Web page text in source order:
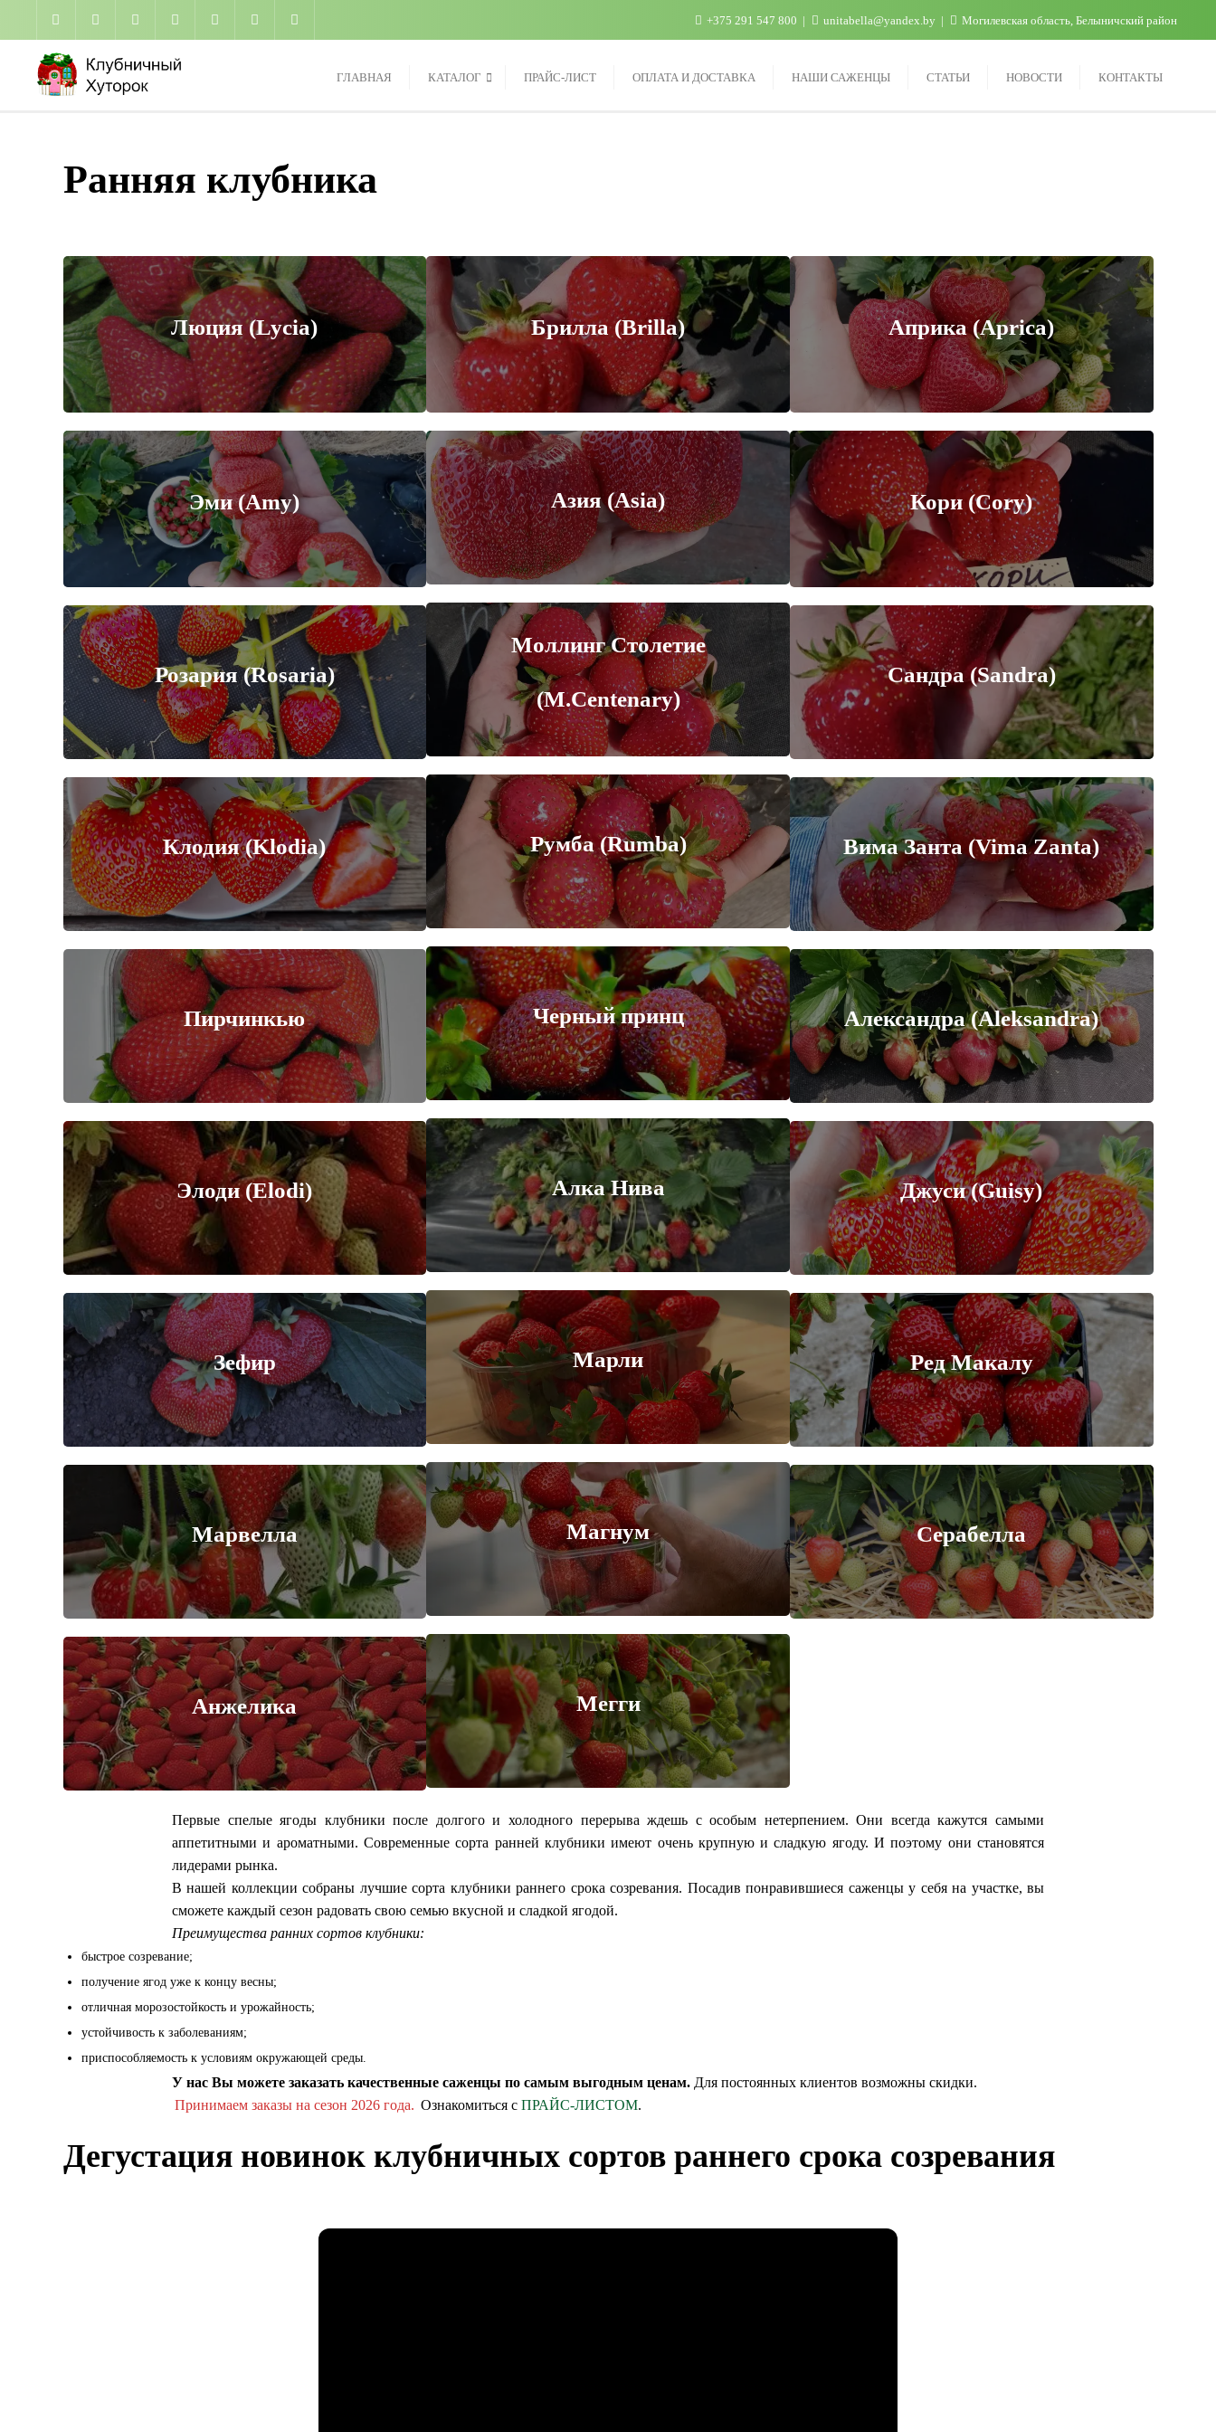
содержимому
+375 291 547 800 unitabella@yandex.by Могилевская область, Белыничский район
ГЛАВНАЯ КАТАЛОГ ПРАЙС-ЛИСТ ОПЛАТА И ДОСТАВКА НАШИ САЖЕНЦЫ СТАТЬИ НОВОСТИ КОНТАКТЫ
Ранняя клубника
Люция (Lycia)
Эми (Amy)
Розария (Rosaria)
Клодия (Klodia)
Пирчинкью
Элоди (Elodi)
Зефир
Марвелла
Анжелика
Брилла (Brilla)
Азия (Asia)
Моллинг Столетие
(M.Centenary)
Румба (Rumba)
Черный принц
Алка Нива
Марли
Магнум
Мегги
Априка (Aprica)
Кори (Cory)
Сандра (Sandra)
Вима Занта (Vima Zanta)
Александра (Aleksandra)
Джуси (Guisy)
Ред Макалу
Серабелла
Первые спелые ягоды клубники после долгого и холодного перерыва ждешь с особым нетерпением. Они всегда кажутся самыми
аппетитными и ароматными. Современные сорта ранней клубники имеют очень крупную и сладкую ягоду. И поэтому они становятся
лидерами рынка.
В нашей коллекции собраны лучшие сорта клубники раннего срока созревания. Посадив понравившиеся саженцы у себя на участке, вы
сможете каждый сезон радовать свою семью вкусной и сладкой ягодой.
Преимущества ранних сортов клубники:
быстрое созревание;
получение ягод уже к концу весны;
отличная морозостойкость и урожайность;
устойчивость к заболеваниям;
приспособляемость к условиям окружающей среды.
У нас Вы можете заказать качественные саженцы по самым выгодным ценам. Для постоянных клиентов возможны скидки.
Принимаем заказы на сезон 2026 года. Ознакомиться сПРАЙС-ЛИСТОМ.
Дегустация новинок клубничных сортов раннего срока созревания